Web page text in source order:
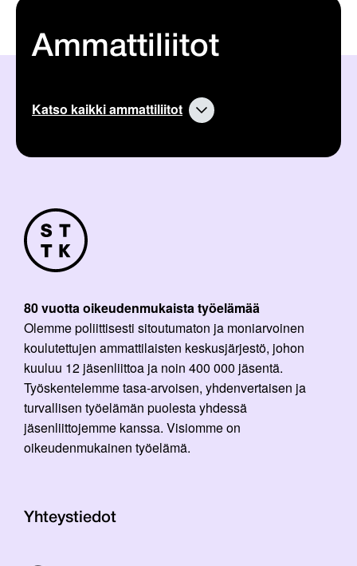
Ammattiliitot
Katso kaikki ammattiliitot
80 vuotta oikeudenmukaista työelämää
Olemme poliittisesti sitoutumaton ja moniarvoinen
koulutettujen ammattilaisten keskusjärjestö, johon
kuuluu 12 jäsenliittoa ja noin 400 000 jäsentä.
Työskentelemme tasa-arvoisen, yhdenvertaisen ja
turvallisen työelämän puolesta yhdessä
jäsenliittojemme kanssa. Visiomme on
oikeudenmukainen työelämä.
Yhteystiedot